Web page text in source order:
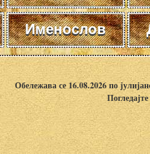
Именослов
Обележава се 16.08.2026 по